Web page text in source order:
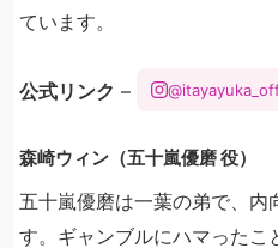
ています。
公式リンク –
森崎ウィン（五十嵐優磨 役）
五十嵐優磨は一葉の弟で、
す。ギャンブルにハマったこ